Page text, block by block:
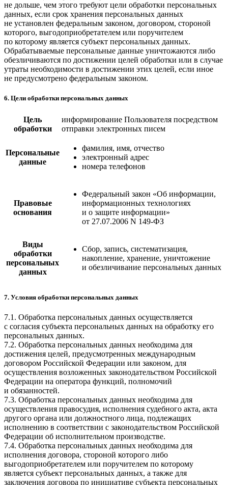
не дольше, чем этого требуют цели обработки персональных
данных, если срок хранения персональных данных
не установлен федеральным законом, договором, стороной
которого, выгодоприобретателем или поручителем
по которому является субъект персональных данных.
Обрабатываемые персональные данные уничтожаются либо
обезличиваются по достижении целей обработки или в случае
утраты необходимости в достижении этих целей, если иное
не предусмотрено федеральным законом.
6. Цели обработки персональных данных
Цель
обработки
информирование Пользователя посредством
отправки электронных писем
Персональные
данные
фамилия, имя, отчество
электронный адрес
номера телефонов
Правовые
основания
Федеральный закон «Об информации,
информационных технологиях
и о защите информации»
от 27.07.2006 N 149-ФЗ
Виды
обработки
персональных
данных
Сбор, запись, систематизация,
накопление, хранение, уничтожение
и обезличивание персональных данных
7. Условия обработки персональных данных
7.1. Обработка персональных данных осуществляется
с согласия субъекта персональных данных на обработку его
персональных данных.
7.2. Обработка персональных данных необходима для
достижения целей, предусмотренных международным
договором Российской Федерации или законом, для
осуществления возложенных законодательством Российской
Федерации на оператора функций, полномочий
и обязанностей.
7.3. Обработка персональных данных необходима для
осуществления правосудия, исполнения судебного акта, акта
другого органа или должностного лица, подлежащих
исполнению в соответствии с законодательством Российской
Федерации об исполнительном производстве.
7.4. Обработка персональных данных необходима для
исполнения договора, стороной которого либо
выгодоприобретателем или поручителем по которому
является субъект персональных данных, а также для
заключения договора по инициативе субъекта персональных